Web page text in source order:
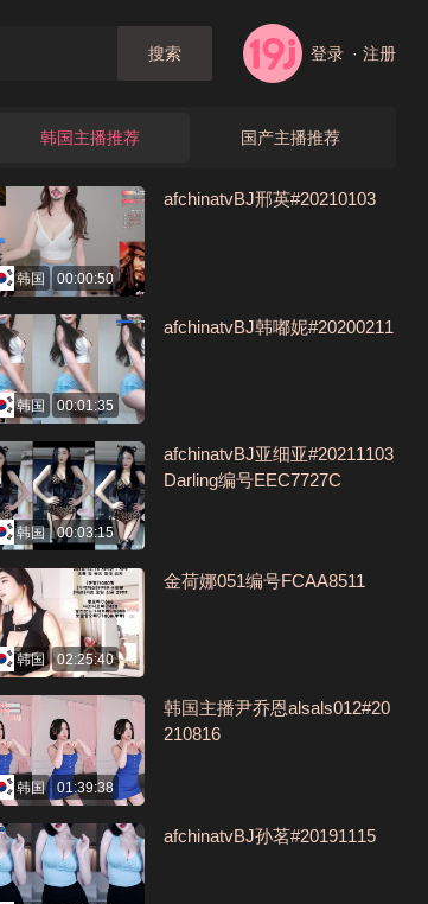
搜索 登录 · 注册
韩国主播推荐 国产主播推荐
韩国 00:00:50
afchinatvBJ邢英#20210103
韩国 00:01:35
afchinatvBJ韩嘟妮#20200211
韩国 00:03:15
afchinatvBJ亚细亚#20211103
Darling编号EEC7727C
韩国 02:25:40
金荷娜051编号FCAA8511
韩国 01:39:38
韩国主播尹乔恩alsals012#20
210816
afchinatvBJ孙茗#20191115